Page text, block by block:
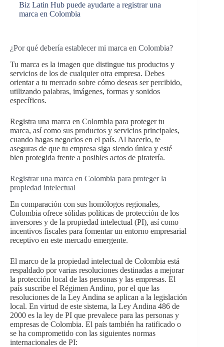
Biz Latin Hub puede ayudarte a registrar una
marca en Colombia
¿Por qué debería establecer mi marca en Colombia?
Tu marca es la imagen que distingue tus productos y
servicios de los de cualquier otra empresa. Debes
orientar a tu mercado sobre cómo deseas ser percibido,
utilizando palabras, imágenes, formas y sonidos
específicos.
Registra una marca en Colombia para proteger tu
marca, así como sus productos y servicios principales,
cuando hagas negocios en el país. Al hacerlo, te
aseguras de que tu empresa siga siendo única y esté
bien protegida frente a posibles actos de piratería.
Registrar una marca en Colombia para proteger la
propiedad intelectual
En comparación con sus homólogos regionales,
Colombia ofrece sólidas políticas de protección de los
inversores y de la propiedad intelectual (PI), así como
incentivos fiscales para fomentar un entorno empresarial
receptivo en este mercado emergente.
El marco de la propiedad intelectual de Colombia está
respaldado por varias resoluciones destinadas a mejorar
la protección local de las personas y las empresas. El
país suscribe el Régimen Andino, por el que las
resoluciones de la Ley Andina se aplican a la legislación
local. En virtud de este sistema, la Ley Andina 486 de
2000 es la ley de PI que prevalece para las personas y
empresas de Colombia. El país también ha ratificado o
se ha comprometido con las siguientes normas
internacionales de PI: